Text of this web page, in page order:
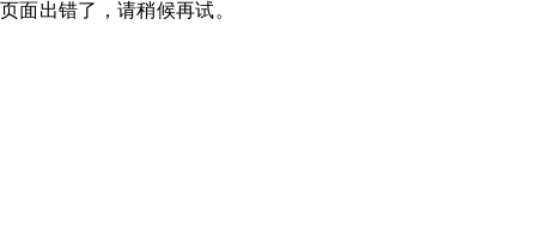
页面出错了，请稍候再试。